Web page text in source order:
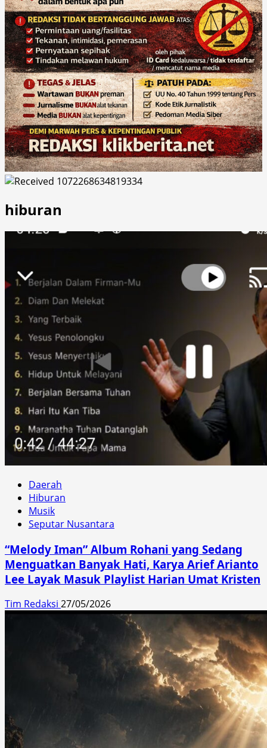
hiburan
Daerah
Hiburan
Musik
Seputar Nusantara
“Melody Iman” Album Rohani yang Sedang
Menguatkan Banyak Hati, Karya Arief Arianto
Lee Layak Masuk Playlist Harian Umat Kristen
Tim Redaksi 27/05/2026